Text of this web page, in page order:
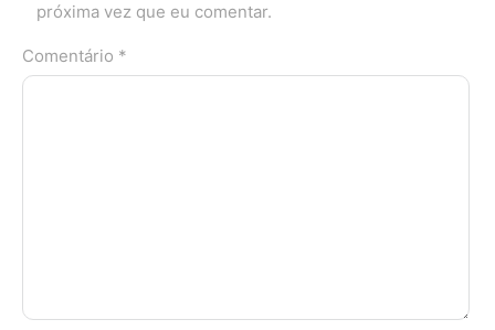
próxima vez que eu comentar.
Comentário *